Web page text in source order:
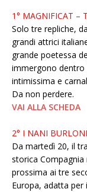
1° MAGNIFICAT –
Solo tre repliche,
grandi attrici
grande poetessa
immergono dentro
intimissima e
Da non perdere.
VAI ALLA SCHEDA
2° I NANI
Da martedì 20, il
storica
prossima ai tre
Europa, adatta